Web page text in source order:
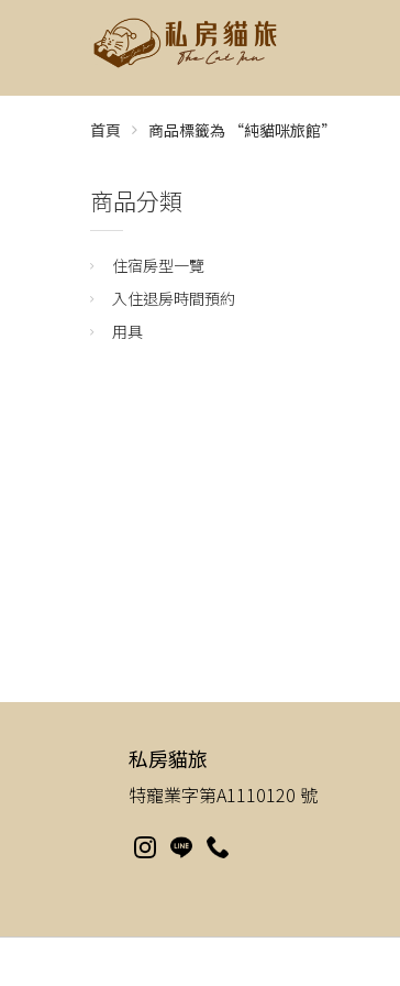
首頁 商品標籤為 “純貓咪旅館”
商品分類
住宿房型一覽
入住退房時間預約
用具
私房貓旅
特寵業字第A1110120 號